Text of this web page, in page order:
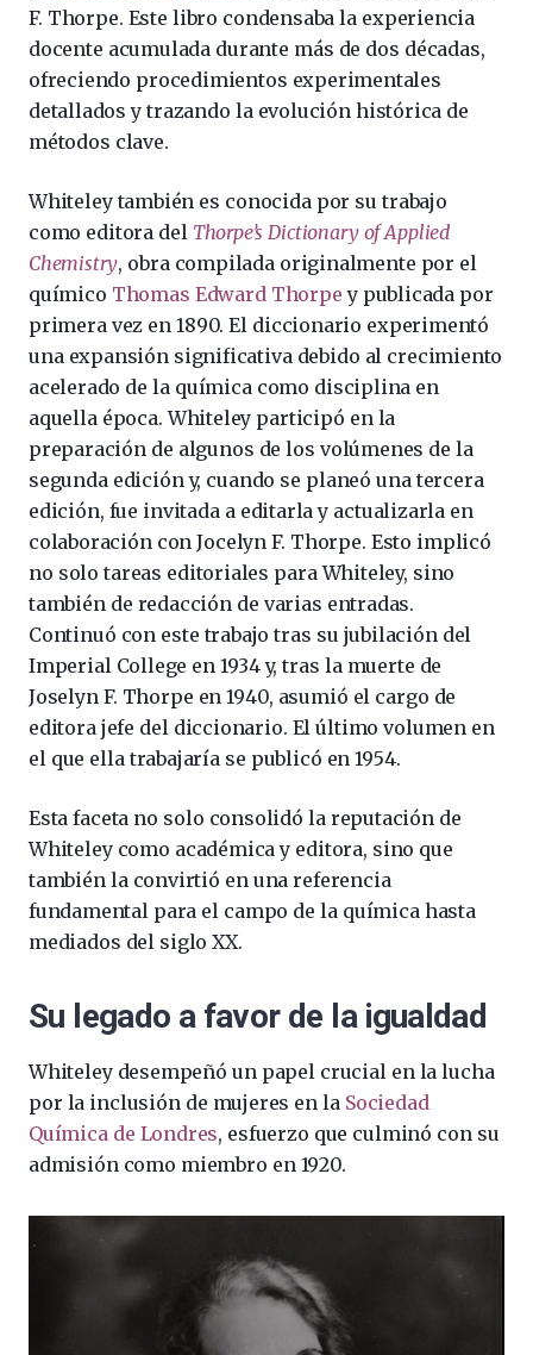
F. Thorpe. Este libro condensaba la experiencia
docente acumulada durante más de dos décadas,
ofreciendo procedimientos experimentales
detallados y trazando la evolución histórica de
métodos clave.
Whiteley también es conocida por su trabajo
como editora del Thorpe’s Dictionary of Applied
Chemistry, obra compilada originalmente por el
químico Thomas Edward Thorpe y publicada por
primera vez en 1890. El diccionario experimentó
una expansión significativa debido al crecimiento
acelerado de la química como disciplina en
aquella época. Whiteley participó en la
preparación de algunos de los volúmenes de la
segunda edición y, cuando se planeó una tercera
edición, fue invitada a editarla y actualizarla en
colaboración con Jocelyn F. Thorpe. Esto implicó
no solo tareas editoriales para Whiteley, sino
también de redacción de varias entradas.
Continuó con este trabajo tras su jubilación del
Imperial College en 1934 y, tras la muerte de
Joselyn F. Thorpe en 1940, asumió el cargo de
editora jefe del diccionario. El último volumen en
el que ella trabajaría se publicó en 1954.
Esta faceta no solo consolidó la reputación de
Whiteley como académica y editora, sino que
también la convirtió en una referencia
fundamental para el campo de la química hasta
mediados del siglo XX.
Su legado a favor de la igualdad
Whiteley desempeñó un papel crucial en la lucha
por la inclusión de mujeres en la Sociedad
Química de Londres, esfuerzo que culminó con su
admisión como miembro en 1920.